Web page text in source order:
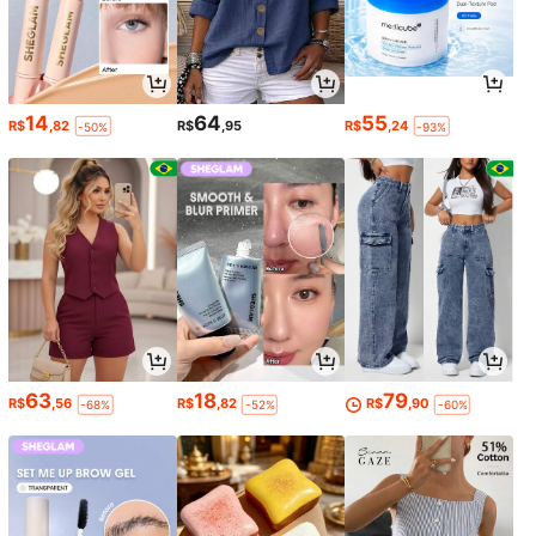
R$14,82 -50% R$64,95 R$55,24 -93%
R$63,56 -68% R$18,82 -52% R$79,90 -60%